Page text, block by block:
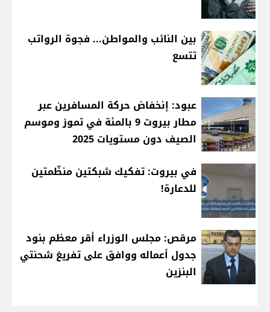
بين النائب والمواطن... فجوة الرواتب
تتسع
عبود: إنخفاض حركة المسافرين عبر
مطار بيروت 9 بالمئة في تموز وموسم
الصيف دون مستويات 2025
في بيروت: تفكيك شبكتين منظّمتين
للدعارة!
مرقص: مجلس الوزراء أقر معظم بنود
جدول أعماله ووافق على تفريغ شحنتي
البنزين